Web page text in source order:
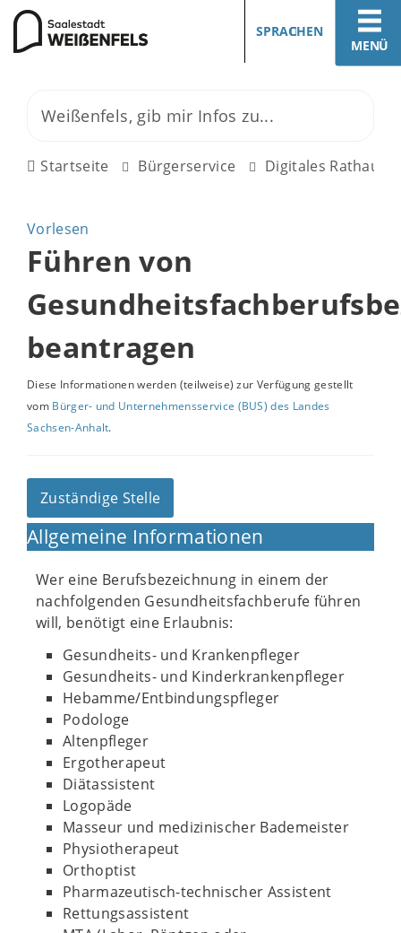
MENÜ
SPRACHEN
Startseite Bürgerservice Digitales Rathaus
Vorlesen
Führen von
beantragen
Diese Informationen werden (teilweise) zur Verfügung gestellt
vom Bürger- und Unternehmensservice (BUS) des Landes
Sachsen-Anhalt.
Zuständige Stelle
Allgemeine Informationen
Wer eine Berufsbezeichnung in einem der
nachfolgenden Gesundheitsfachberufe führen
will, benötigt eine Erlaubnis:
Gesundheits- und Krankenpfleger
Gesundheits- und Kinderkrankenpfleger
Hebamme/Entbindungspfleger
Podologe
Altenpfleger
Ergotherapeut
Diätassistent
Logopäde
Masseur und medizinischer Bademeister
Physiotherapeut
Orthoptist
Pharmazeutisch-technischer Assistent
Rettungsassistent